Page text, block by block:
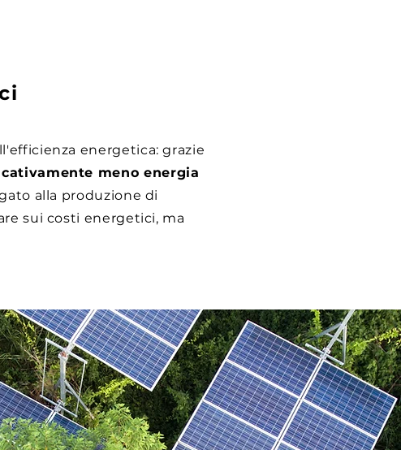
energetica: grazie
meno energia
alla produzione di
sui costi energetici, ma